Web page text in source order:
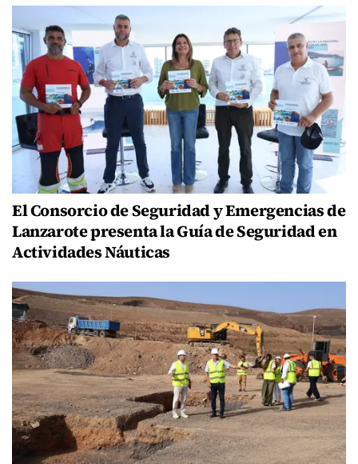
El Consorcio de Seguridad y Emergencias de
Lanzarote presenta la Guía de Seguridad en
Actividades Náuticas